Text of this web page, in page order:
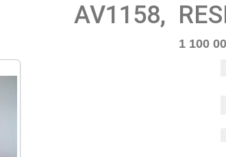
AV1158,
1 100